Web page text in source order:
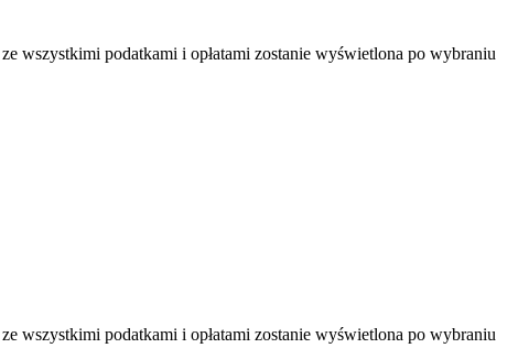
wszystkimi podatkami i opłatami zostanie wyświetlona po wybraniu
wszystkimi podatkami i opłatami zostanie wyświetlona po wybraniu